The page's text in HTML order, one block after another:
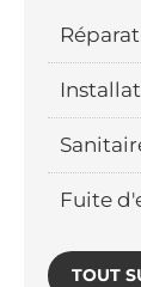
Fuite
TOUT